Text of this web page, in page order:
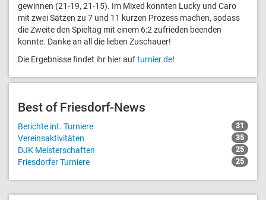
gewinnen (21-19, 21-15). Im Mixed konnten Lucky und Caro
mit zwei Sätzen zu 7 und 11 kurzen Prozess machen, sodass
die Zweite den Spieltag mit einem 6:2 zufrieden beenden
konnte. Danke an all die lieben Zuschauer!
Die Ergebnisse findet ihr hier aufturnier.de!
Best of Friesdorf-News
Berichte int. Turniere 31
Vereinsaktivitäten 35
DJK Meisterschaften 25
Friesdorfer Turniere 25